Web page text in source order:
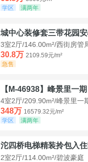
学区
满两年
城中心装修套三带花园
3室2厅/146.00m²/西街房管
30.8万 2109.59元/m²
急售
【M-46938】峰景里一期
4室2厅/209.90m²/峰景里一
348万 16579.32元/m²
学区
满两年
2室2厅/114.00m²/碧波豪庭